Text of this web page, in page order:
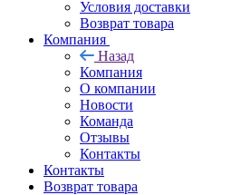
Условия доставки
Возврат товара
Компания
Назад
Компания
О компании
Новости
Команда
Отзывы
Контакты
Контакты
Возврат товара